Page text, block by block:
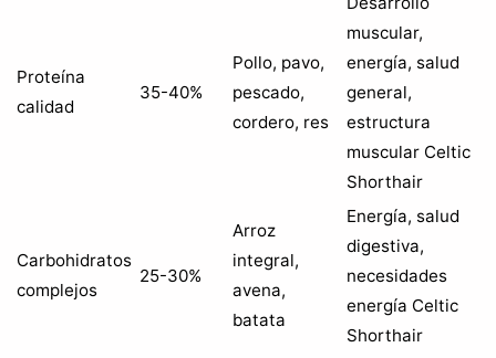
Proteína
calidad
35-40%
Pollo, pavo,
pescado,
cordero, res
muscular,
energía, salud
general,
estructura
muscular Celtic
Shorthair
Carbohidratos
complejos
25-30%
Arroz
integral,
avena,
batata
Energía, salud
digestiva,
necesidades
energía Celtic
Shorthair